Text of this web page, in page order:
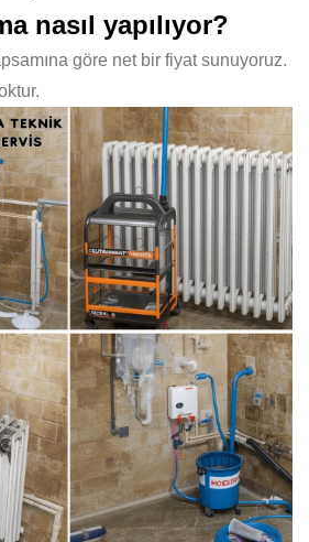
nasıl yapılıyor?
göre net bir fiyat sunuyoruz.